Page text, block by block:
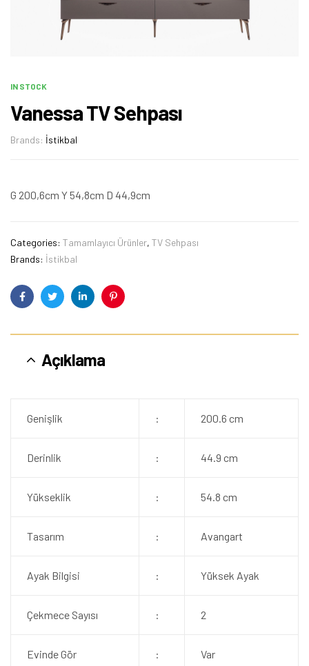
IN STOCK
Vanessa TV Sehpası
Brands: İstikbal
G 200,6cm Y 54,8cm D 44,9cm
Categories: Tamamlayıcı Ürünler, TV Sehpası
Brands: İstikbal
FacebookTwitterLinkedinPinterest
Açıklama
Genişlik : 200.6 cm
Derinlik : 44.9 cm
Yükseklik : 54.8 cm
Tasarım : Avangart
Ayak Bilgisi : Yüksek Ayak
Çekmece Sayısı : 2
Evinde Gör : Var